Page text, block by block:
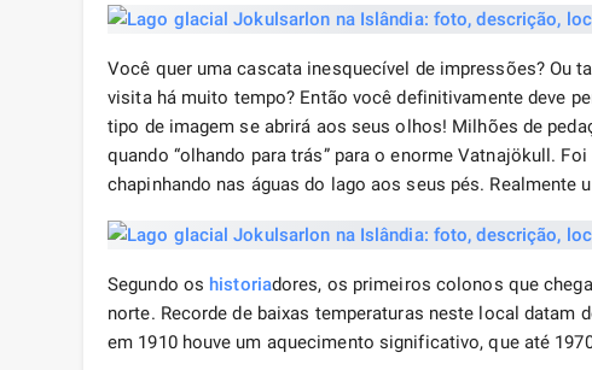
Você quer uma cascata inesquecível de impressões? Ou
visita há muito tempo? Então você definitivamente deve
tipo de imagem se abrirá aos seus olhos! Milhões de
quando “olhando para trás” para o enorme Vatnajökull.
chapinhando nas águas do lago aos seus pés. Realmente
Segundo os historiadores, os primeiros colonos que
norte. Recorde de baixas temperaturas neste local datam
em 1910 houve um aquecimento significativo, que até